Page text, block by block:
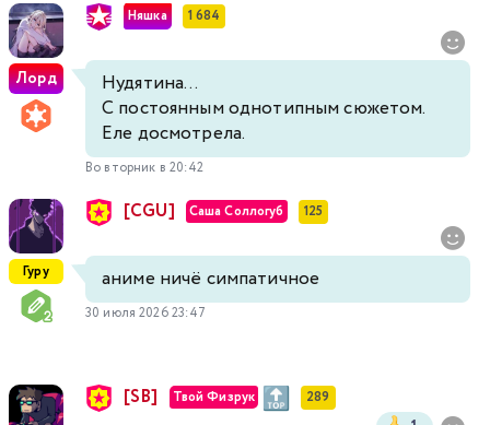
Лорд
Няшка 1 684
Нудятина...
С постоянным однотипным сюжетом.
Еле досмотрела.
Во вторник в 20:42
Гуру
[CGU] Саша Соллогуб 125
аниме ничё симпатичное
30 июля 2026 23:47
[SB] Твой Физрук 289